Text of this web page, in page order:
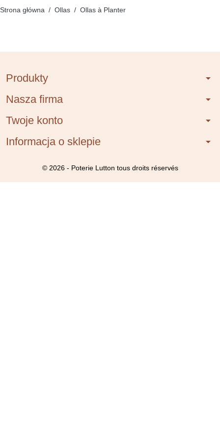
Strona główna Ollas Ollas à Planter
Produkty arrow_drop_down
Nasza firma arrow_drop_down
Twoje konto arrow_drop_down
Informacja o sklepie arrow_drop_down
© 2026 - Poterie Lutton tous droits réservés